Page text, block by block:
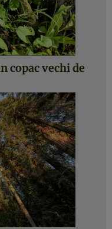
copac vechi de